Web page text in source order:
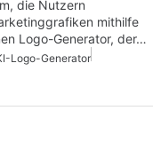
die Nutzern
mithilfe
Logo-Generator, der…
Logo-Generator